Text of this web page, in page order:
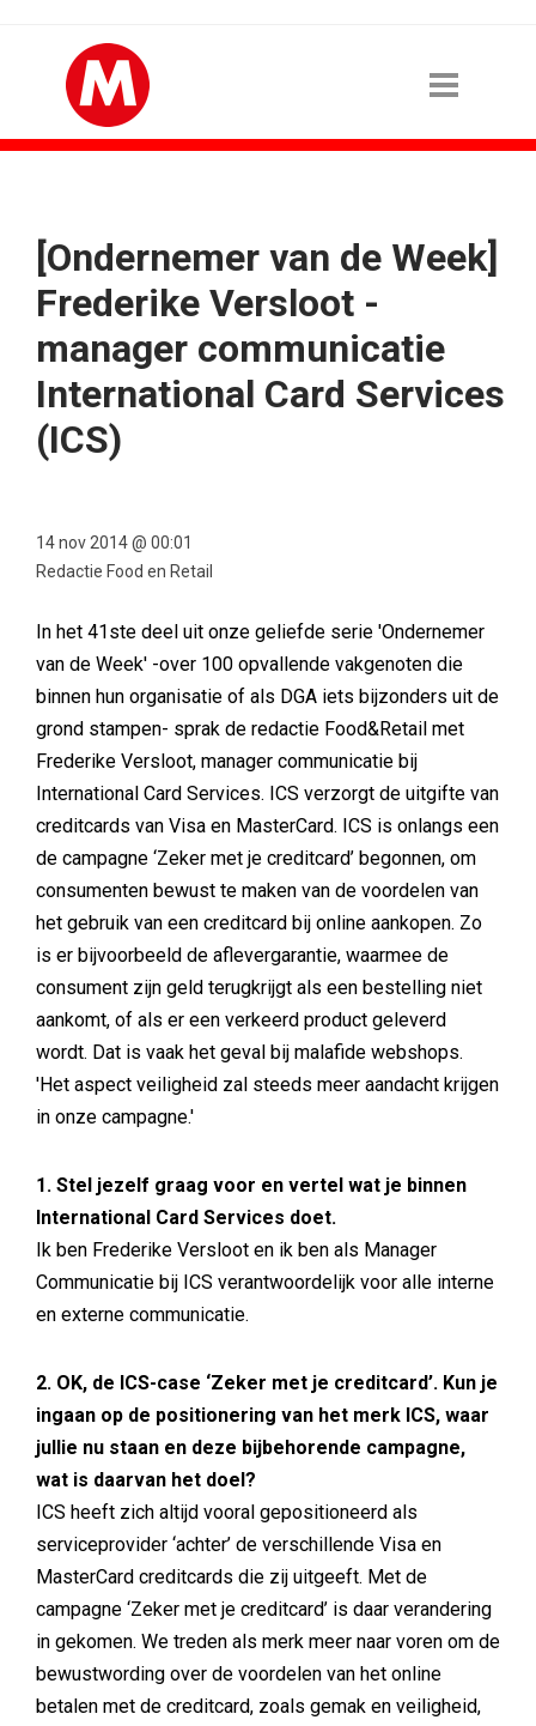
[Ondernemer van de Week]
Frederike Versloot -
manager communicatie
International Card Services
(ICS)
14 nov 2014 @ 00:01
Redactie Food en Retail
In het 41ste deel uit onze geliefde serie 'Ondernemer
van de Week' -over 100 opvallende vakgenoten die
binnen hun organisatie of als DGA iets bijzonders uit de
grond stampen- sprak de redactie Food&Retail met
Frederike Versloot, manager communicatie bij
International Card Services. ICS verzorgt de uitgifte van
creditcards van Visa en MasterCard. ICS is onlangs een
de campagne ‘Zeker met je creditcard’ begonnen, om
consumenten bewust te maken van de voordelen van
het gebruik van een creditcard bij online aankopen. Zo
is er bijvoorbeeld de aflevergarantie, waarmee de
consument zijn geld terugkrijgt als een bestelling niet
aankomt, of als er een verkeerd product geleverd
wordt. Dat is vaak het geval bij malafide webshops.
'Het aspect veiligheid zal steeds meer aandacht krijgen
in onze campagne.'
1. Stel jezelf graag voor en vertel wat je binnen
International Card Services doet.
Ik ben Frederike Versloot en ik ben als Manager
Communicatie bij ICS verantwoordelijk voor alle interne
en externe communicatie.
2. OK, de ICS-case ‘Zeker met je creditcard’. Kun je
ingaan op de positionering van het merk ICS, waar
jullie nu staan en deze bijbehorende campagne,
wat is daarvan het doel?
ICS heeft zich altijd vooral gepositioneerd als
serviceprovider ‘achter’ de verschillende Visa en
MasterCard creditcards die zij uitgeeft. Met de
campagne ‘Zeker met je creditcard’ is daar verandering
in gekomen. We treden als merk meer naar voren om de
bewustwording over de voordelen van het online
betalen met de creditcard, zoals gemak en veiligheid,